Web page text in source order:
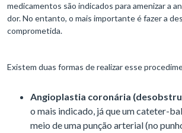
medicamentos são indicados para amenizar a
dor. No entanto, o mais importante é fazer a
comprometida.
Existem duas formas de realizar esse
Angioplastia coronária
o mais indicado, já que um cateter-
meio de uma punção arterial (no